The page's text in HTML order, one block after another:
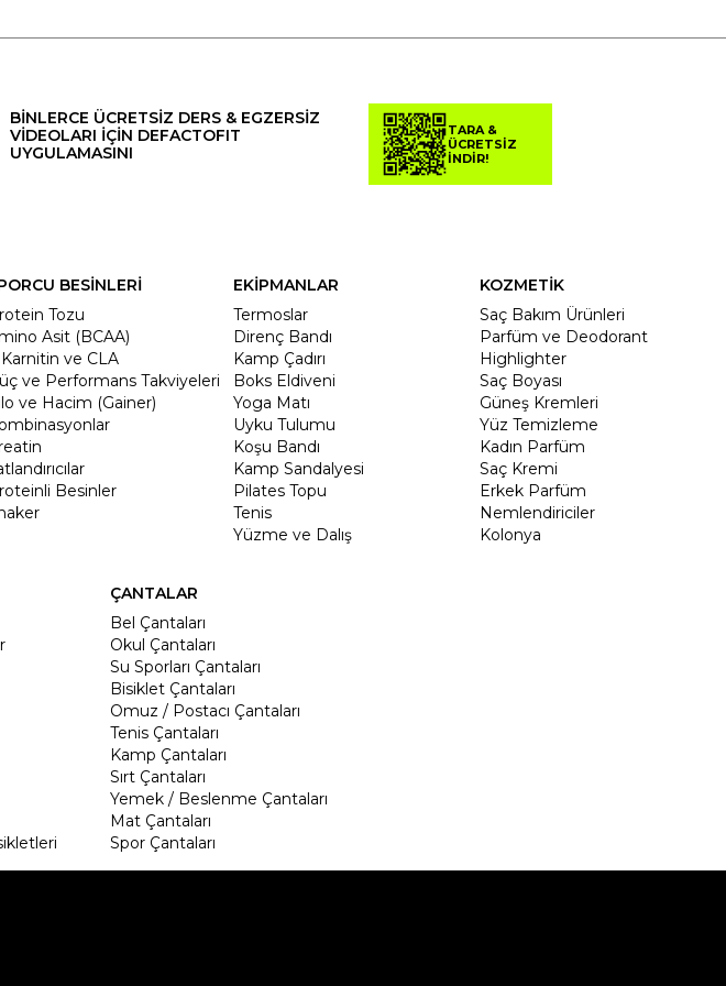
BİNLERCE ÜCRETSİZ DERS & EGZERSİZ
VİDEOLARI İÇİN DEFACTOFIT
UYGULAMASINI
TARA &
ÜCRETSİZ
İNDİR!
BESİNLERİ
Tozu
Asit (BCAA)
ve CLA
ve Performans Takviyeleri
ve Hacim (Gainer)
Besinler
EKİPMANLAR
Termoslar
Direnç Bandı
Kamp Çadırı
Boks Eldiveni
Yoga Matı
Uyku Tulumu
Koşu Bandı
Kamp Sandalyesi
Pilates Topu
Tenis
Yüzme ve Dalış
KOZMETİK
Saç Bakım Ürünleri
Parfüm ve Deodorant
Highlighter
Saç Boyası
Güneş Kremleri
Yüz Temizleme
Kadın Parfüm
Saç Kremi
Erkek Parfüm
Nemlendiriciler
Kolonya
ÇANTALAR
Bel Çantaları
Okul Çantaları
Su Sporları Çantaları
Bisiklet Çantaları
Omuz / Postacı Çantaları
Tenis Çantaları
Kamp Çantaları
Sırt Çantaları
Yemek / Beslenme Çantaları
Mat Çantaları
Spor Çantaları